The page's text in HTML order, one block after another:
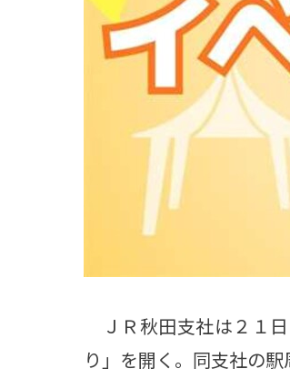
ＪＲ秋田支社は２１
り」を開く。同支社の
まつり・イベント
おみやげ・特産
アウトドア・レジャー